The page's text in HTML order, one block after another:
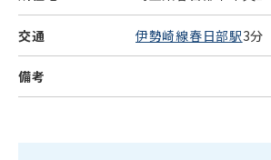
交通 伊勢崎線春日部駅3分
備考